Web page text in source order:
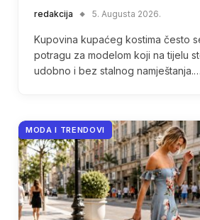
redakcija 5. Augusta 2026.
Kupovina kupaćeg kostima često
potragu za modelom koji na tijelu
udobno i bez stalnog namještanja.…
MODA I TRENDOVI